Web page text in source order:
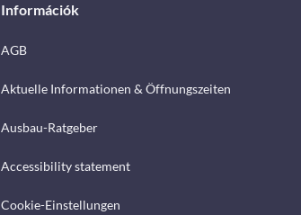
Információk
AGB
Aktuelle Informationen & Öffnungszeiten
Ausbau-Ratgeber
Accessibility statement
Cookie-Einstellungen